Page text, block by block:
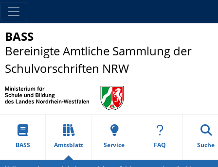
BASS
Bereinigte Amtliche Sammlung der
Schulvorschriften NRW
BASS Amtsblatt Service FAQ Suche